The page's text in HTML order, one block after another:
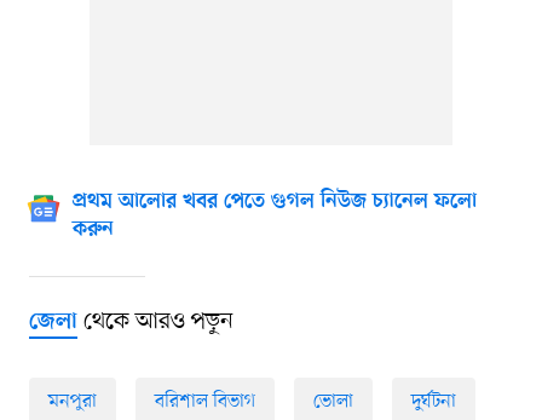
প্রথম আলোর খবর পেতে গুগল নিউজ চ্যানেল ফলো
করুন
জেলাথেকে আরও পড়ুন
মনপুরা বরিশাল বিভাগ ভোলা দুর্ঘটনা